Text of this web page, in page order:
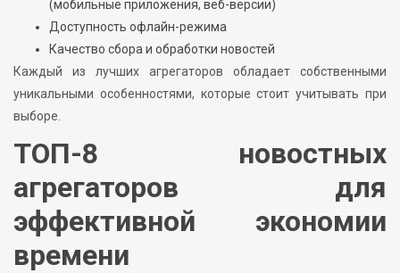
(мобильные приложения, веб-версии)
Доступность офлайн-режима
Качество сбора и обработки новостей
Каждый из лучших агрегаторов обладает собственными
уникальными особенностями, которые стоит учитывать при
выборе.
ТОП-8 новостных
агрегаторов для
эффективной экономии
времени